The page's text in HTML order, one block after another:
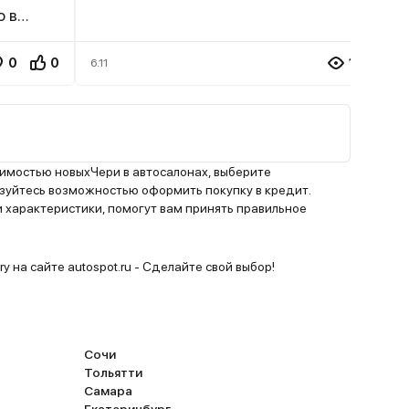
в
но
0 0 6.11 173.8K
новыхЧери в автосалонах, выберите
возможностью оформить покупку в кредит.
помогут вам принять правильное
на сайте autospot.ru - Сделайте свой выбор!
Сочи
Тольятти
Самара